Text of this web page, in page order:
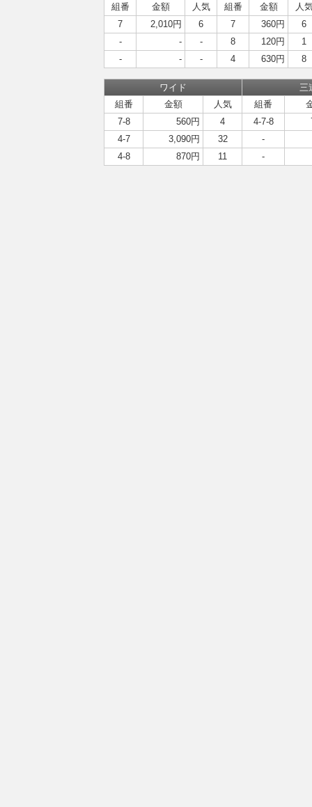
組番
金額 人気 組番 金額
人
7
2,010円 6 7 360円
6
-
- - 8 120円
1
-
- - 4 630円 8
ワイド
三
組番
金額 人気 組番
7-8
560円 4 4-7-8
4-7
3,090円 32
-
4-8
870円 11 -